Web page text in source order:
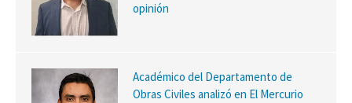
opinión
Académico del Departamento de
Obras Civiles analizó en El Mercurio